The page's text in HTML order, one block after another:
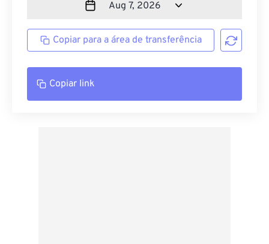
Copiar para a área de transferência
Copiar link